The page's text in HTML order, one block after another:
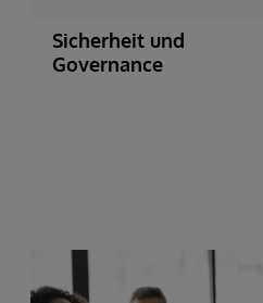
Sicherheit und
Governance